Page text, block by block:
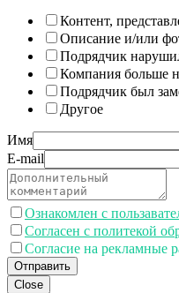
Контент,
Описание и/или
Подрядчик
Компания больше
Подрядчик был
Другое
Имя
E-mail
Ознакомлен с
Согласен с политекой
Согласие на рекламные
Отправить
Close